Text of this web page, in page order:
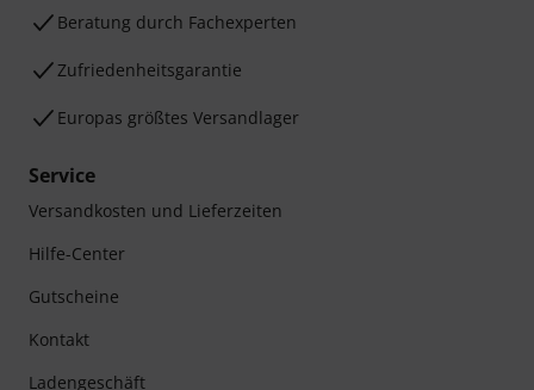
Beratung durch Fachexperten
Zufriedenheitsgarantie
Europas größtes Versandlager
Service
Versandkosten und Lieferzeiten
Hilfe-Center
Gutscheine
Kontakt
Ladengeschäft